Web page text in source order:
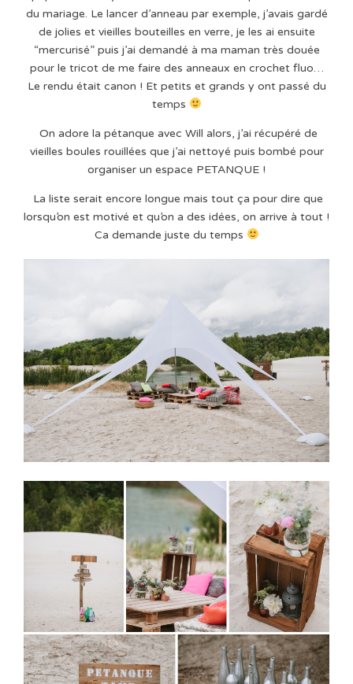
du mariage. Le lancer d’anneau par exemple, j’avais gardé
de jolies et vieilles bouteilles en verre, je les ai ensuite
“mercurisé” puis j’ai demandé à ma maman très douée
pour le tricot de me faire des anneaux en crochet fluo…
Le rendu était canon ! Et petits et grands y ont passé du
temps
On adore la pétanque avec Will alors, j’ai récupéré de
vieilles boules rouillées que j’ai nettoyé puis bombé pour
organiser un espace PETANQUE !
La liste serait encore longue mais tout ça pour dire que
lorsqu’on est motivé et qu’on a des idées, on arrive à tout !
Ca demande juste du temps